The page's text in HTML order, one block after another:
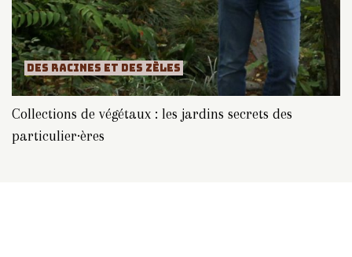
DES RACINES ET DES ZÈLES
Collections de végétaux : les jardins secrets des
particulier·ères